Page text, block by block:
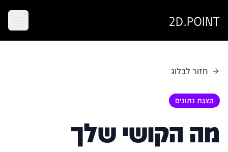
2D.POINT
חזור לבלוג
הצגת נתונים
מה הקושי שלך